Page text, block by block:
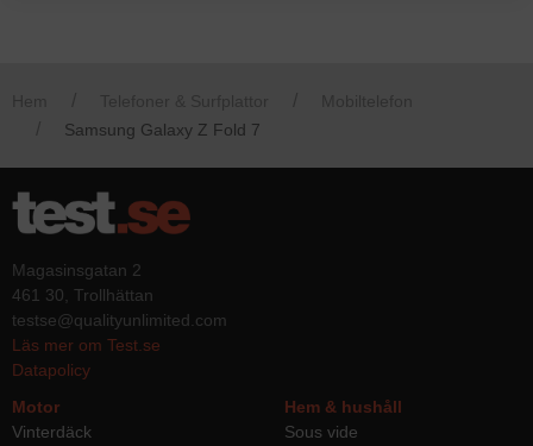
Samsung Galaxy Z Fold 7
Magasinsgatan 2
461 30, Trollhättan
testse@qualityunlimited.com
Läs mer om Test.se
Datapolicy
Motor
Vinterdäck
Hem & hushåll
Sous vide